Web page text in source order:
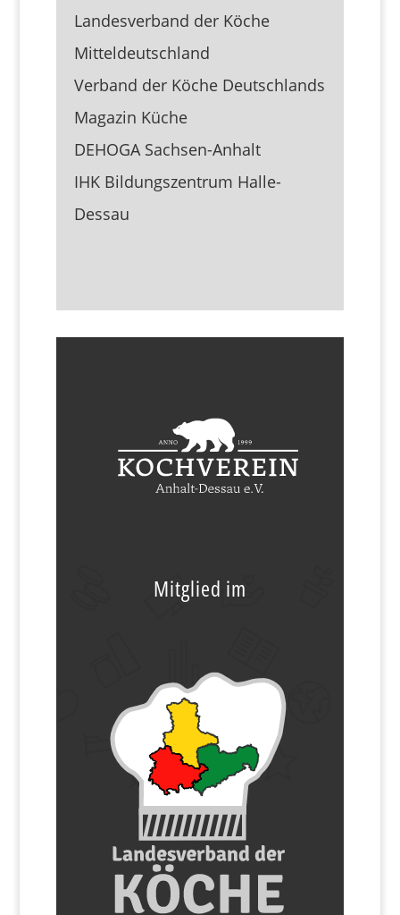
Landesverband der Köche
Mitteldeutschland
Verband der Köche Deutschlands
Magazin Küche
DEHOGA Sachsen-Anhalt
IHK Bildungszentrum Halle-
Dessau
Mitglied im